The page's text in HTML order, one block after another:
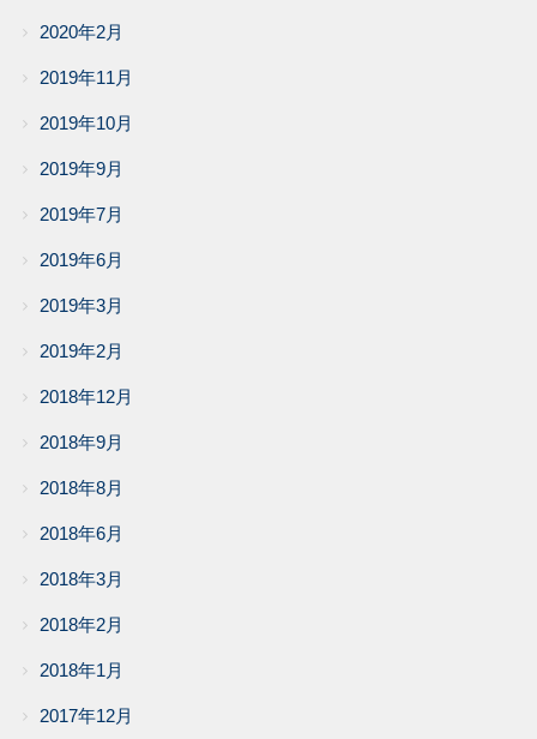
2020年2月
2019年11月
2019年10月
2019年9月
2019年7月
2019年6月
2019年3月
2019年2月
2018年12月
2018年9月
2018年8月
2018年6月
2018年3月
2018年2月
2018年1月
2017年12月